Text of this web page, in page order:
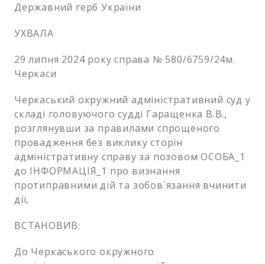
Державний герб України
УХВАЛА
29 липня 2024 року справа № 580/6759/24м.
Черкаси
Черкаський окружний адміністративний суд у
складі головуючого судді Гаращенка В.В.,
розглянувши за правилами спрощеного
провадження без виклику сторін
адміністративну справу за позовом ОСОБА_1
до ІНФОРМАЦІЯ_1 про визнання
протиправними дій та зобов`язання вчинити
дії,
ВСТАНОВИВ:
До Черкаського окружного